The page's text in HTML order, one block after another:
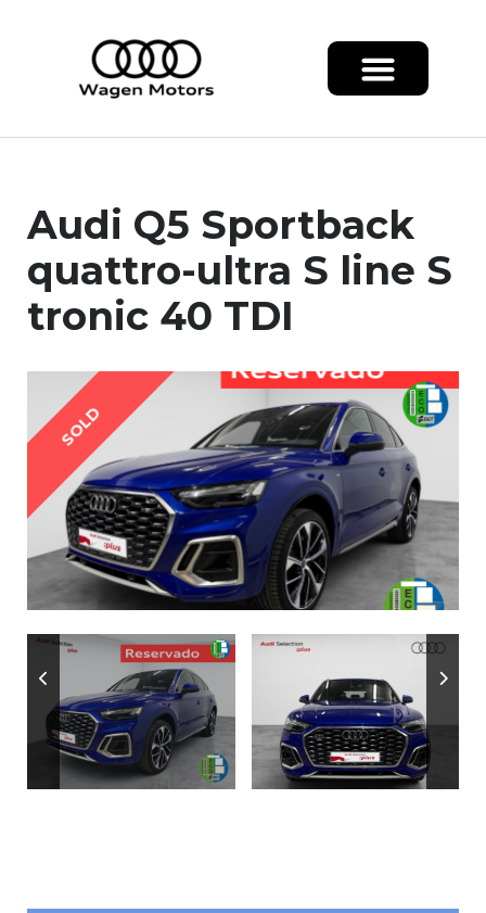
Audi Q5 Sportback
quattro-ultra S line S
tronic 40 TDI
SOLD